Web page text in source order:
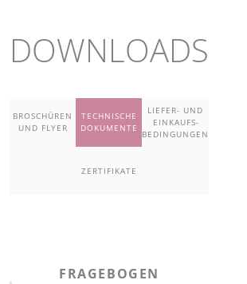
DOWNLOADS
BROSCHÜREN
UND FLYER
TECHNISCHE
DOKUMENTE
LIEFER- UND
EINKAUFS­
BEDINGUNGEN
ZERTIFIKATE
FRAGEBOGEN